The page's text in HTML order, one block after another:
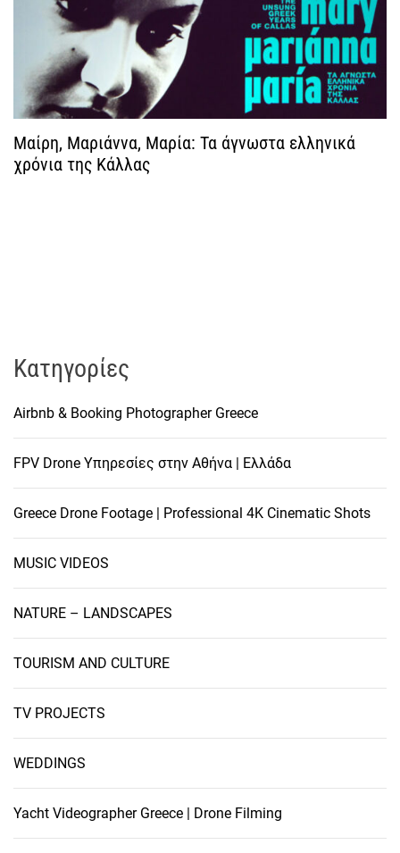
ω
ν
Μαίρη, Μαριάννα, Μαρία: Τα άγνωστα ελληνικά
χρόνια της Κάλλας
Kατηγορίες
Airbnb & Booking Photographer Greece
FPV Drone Υπηρεσίες στην Αθήνα | Ελλάδα
Greece Drone Footage | Professional 4K Cinematic Shots
MUSIC VIDEOS
NATURE – LANDSCAPES
TOURISM AND CULTURE
TV PROJECTS
WEDDINGS
Yacht Videographer Greece | Drone Filming